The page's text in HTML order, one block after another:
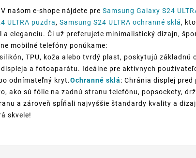
V našom e-shope nájdete pre Samsung Galaxy S24
ULTRA puzdra, Samsung S24 ULTRA ochranné sklá,
eleganciu. Či už preferujete minimalistický dizajn,
mobilné telefóny ponúkame:
TPU, koža alebo tvrdý plast, poskytujú základnú
a fotoaparátu. Ideálne pre aktívnych
odnímateľný kryt.Ochranné sklá: Chránia displej
ako sú fólie na zadnú stranu telefónu, popsockety,
a zároveň spĺňali najvyššie štandardy kvality a
skvele!